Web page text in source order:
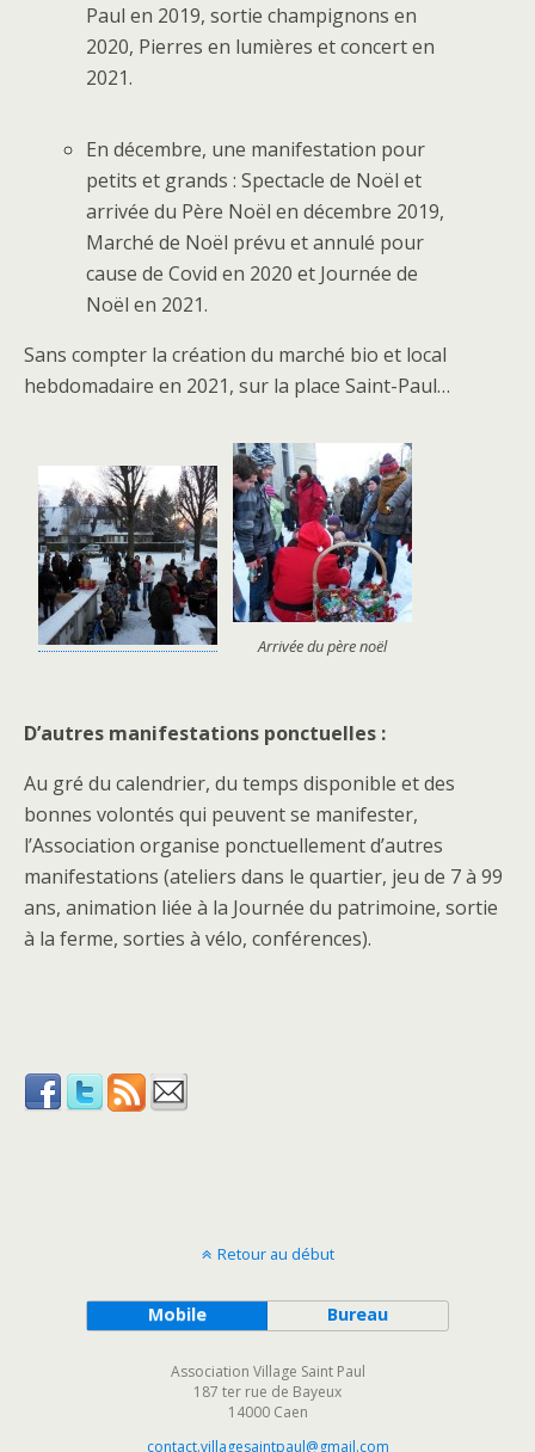
Paul en 2019, sortie champignons en
2020, Pierres en lumières et concert en
2021.
En décembre, une manifestation pour
petits et grands : Spectacle de Noël et
arrivée du Père Noël en décembre 2019,
Marché de Noël prévu et annulé pour
cause de Covid en 2020 et Journée de
Noël en 2021.
Sans compter la création du marché bio et local
hebdomadaire en 2021, sur la place Saint-Paul…
Arrivée du père noël
D’autres manifestations ponctuelles :
Au gré du calendrier, du temps disponible et des
bonnes volontés qui peuvent se manifester,
l’Association organise ponctuellement d’autres
manifestations (ateliers dans le quartier, jeu de 7 à 99
ans, animation liée à la Journée du patrimoine, sortie
à la ferme, sorties à vélo, conférences).
Retour au début
Mobile Bureau
Association Village Saint Paul
187 ter rue de Bayeux
14000 Caen
contact.villagesaintpaul@gmail.com